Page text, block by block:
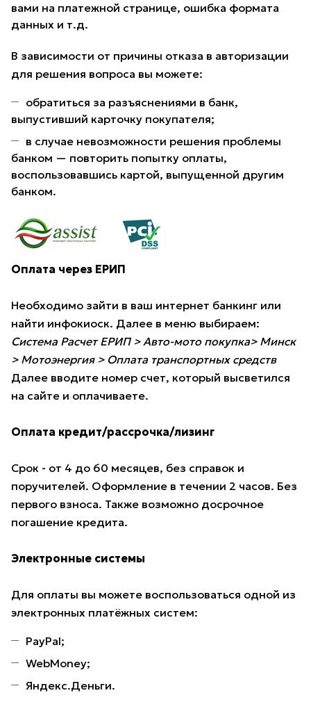
вами на платежной странице, ошибка формата
данных и т.д.
В зависимости от причины отказа в авторизации
для решения вопроса вы можете:
обратиться за разъяснениями в банк,
выпустивший карточку покупателя;
в случае невозможности решения проблемы
банком — повторить попытку оплаты,
воспользовавшись картой, выпущенной другим
банком.
Оплата через ЕРИП
Необходимо зайти в ваш интернет банкинг или
найти инфокиоск. Далее в меню выбираем:
Система Расчет ЕРИП > Авто-мото покупка> Минск
> Мотоэнергия > Оплата транспортных средств
Далее вводите номер счет, который высветился
на сайте и оплачиваете.
Оплата кредит/рассрочка/лизинг
Срок - от 4 до 60 месяцев, без справок и
поручителей. Оформление в течении 2 часов. Без
первого взноса. Также возможно досрочное
погашение кредита.
Электронные системы
Для оплаты вы можете воспользоваться одной из
электронных платёжных систем:
PayPal;
WebMoney;
Яндекс.Деньги.